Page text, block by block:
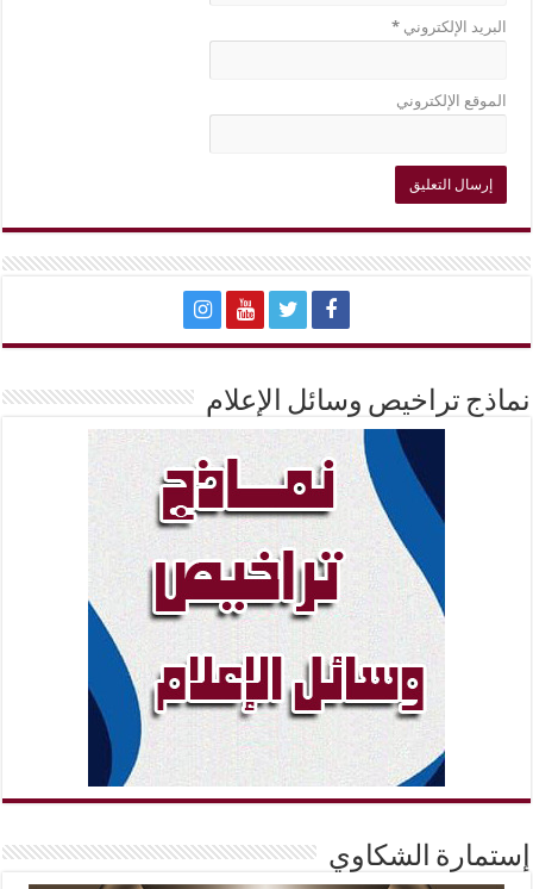
البريد الإلكتروني*
الموقع الإلكتروني
نماذج تراخيص وسائل الإعلام
إستمارة الشكاوي